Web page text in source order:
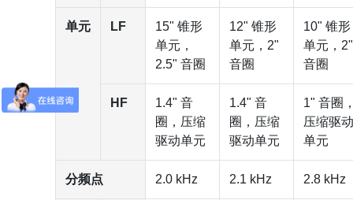
单元 LF
15" 锥形
单元，
2.5" 音圈
12" 锥形
单元，2"
音圈
10" 锥形
单元，2"
音圈
HF
1.4" 音
圈，压缩
驱动单元
1.4" 音
圈，压缩
驱动单元
1" 音圈
压缩驱动
单元
分频点 2.0 kHz 2.1 kHz 2.8 kHz